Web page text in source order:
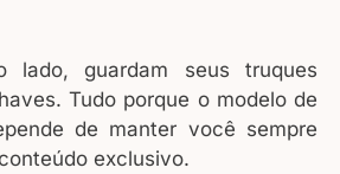
lado, guardam seus truques
Tudo porque o modelo de
de manter você sempre
exclusivo.